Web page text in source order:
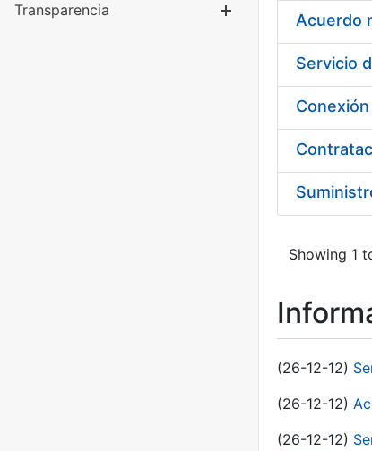
Transparencia Show/
Acuerdo
Showing 1
(26-12-12)
(26-12-12)
(26-12-12)